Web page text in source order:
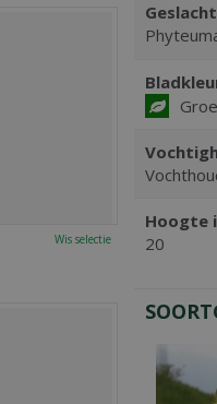
Hoogte
20
Wis selectie